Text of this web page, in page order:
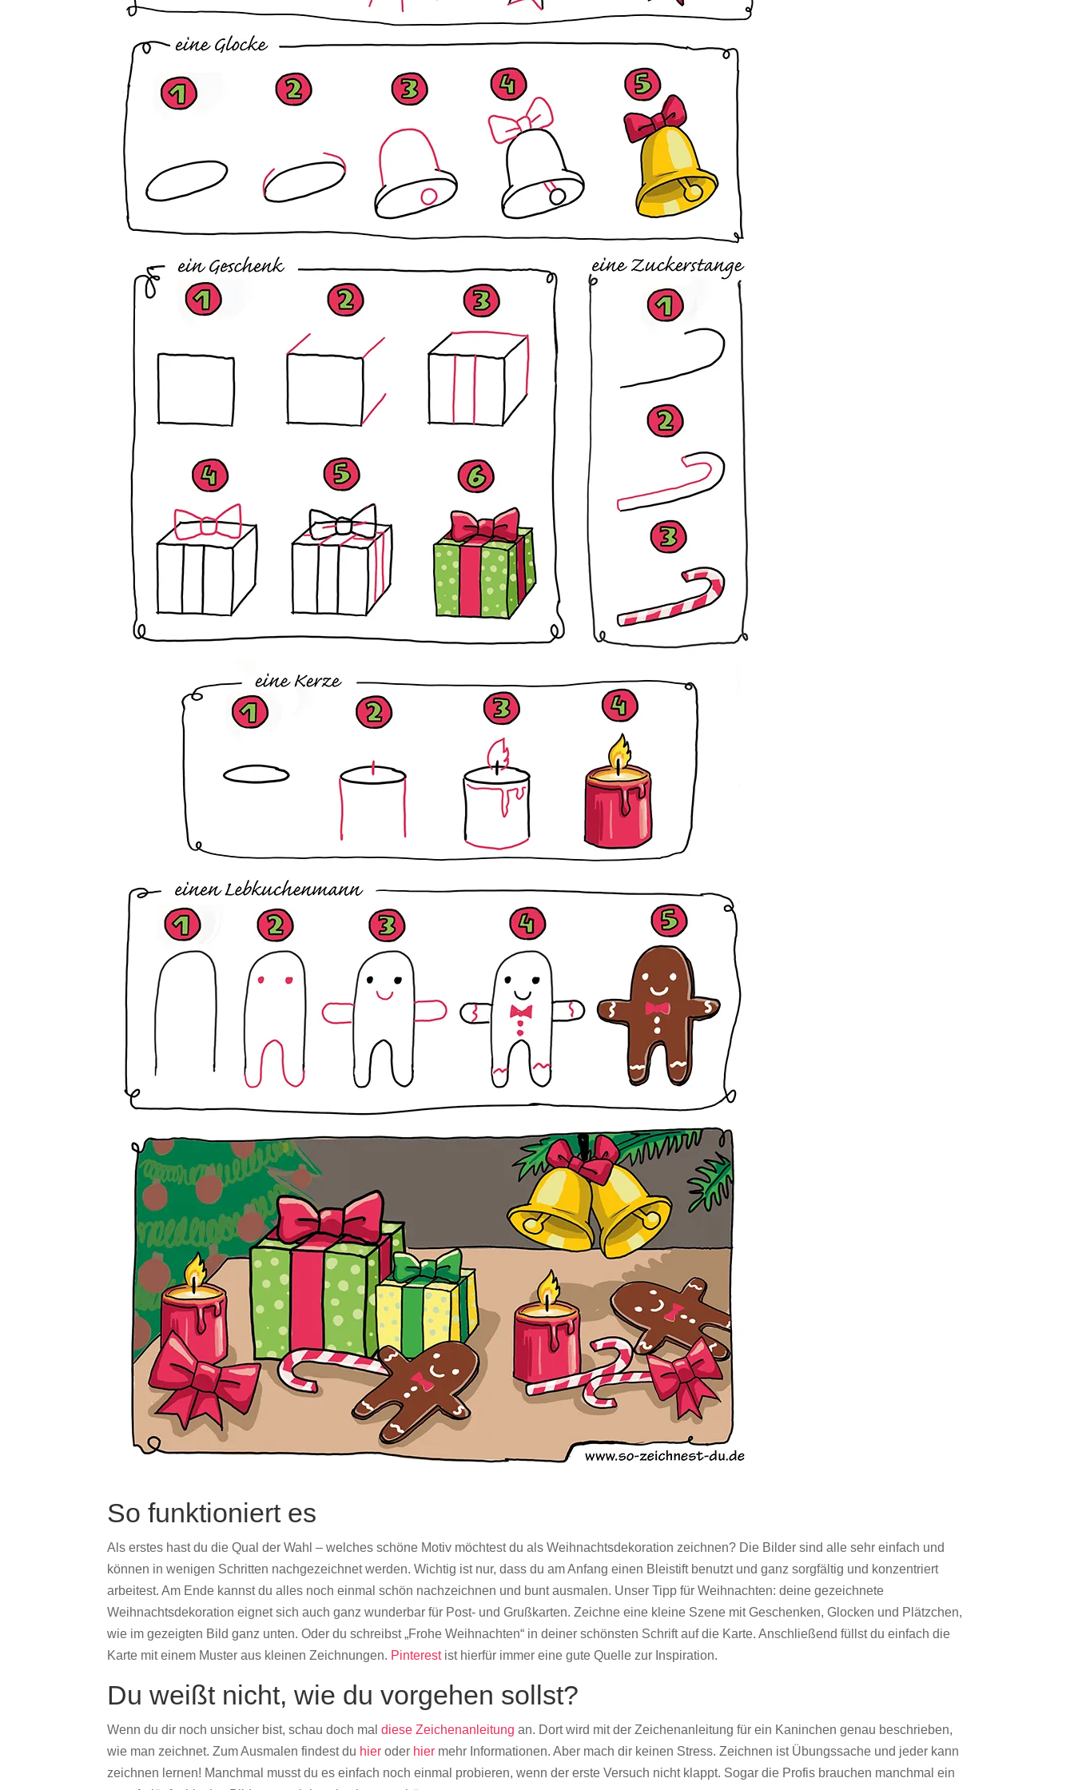
So funktioniert es
Als erstes hast du die Qual der Wahl – welches schöne Motiv möchtest du als Weihnachtsdekoration zeichnen? Die Bilder sind alle sehr einfach und
können in wenigen Schritten nachgezeichnet werden. Wichtig ist nur, dass du am Anfang einen Bleistift benutzt und ganz sorgfältig und konzentriert
arbeitest. Am Ende kannst du alles noch einmal schön nachzeichnen und bunt ausmalen. Unser Tipp für Weihnachten: deine gezeichnete
Weihnachtsdekoration eignet sich auch ganz wunderbar für Post- und Grußkarten. Zeichne eine kleine Szene mit Geschenken, Glocken und Plätzchen,
wie im gezeigten Bild ganz unten. Oder du schreibst „Frohe Weihnachten“ in deiner schönsten Schrift auf die Karte. Anschließend füllst du einfach die
Karte mit einem Muster aus kleinen Zeichnungen. Pinterestist hierfür immer eine gute Quelle zur Inspiration.
Du weißt nicht, wie du vorgehen sollst?
Wenn du dir noch unsicher bist, schau doch maldiese Zeichenanleitung an. Dort wird mit der Zeichenanleitung für ein Kaninchen genau beschrieben,
wie man zeichnet. Zum Ausmalen findest du hier oder hier mehr Informationen. Aber mach dir keinen Stress. Zeichnen ist Übungssache und jeder kann
zeichnen lernen! Manchmal musst du es einfach noch einmal probieren, wenn der erste Versuch nicht klappt. Sogar die Profis brauchen manchmal ein